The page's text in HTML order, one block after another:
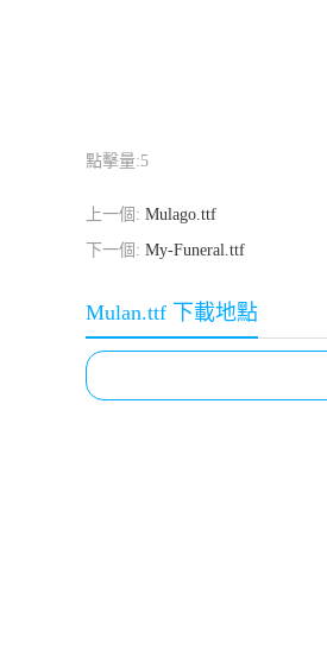
點擊量:5
上一個: Mulago.ttf
下一個: My-Funeral.ttf
Mulan.ttf 下載地點